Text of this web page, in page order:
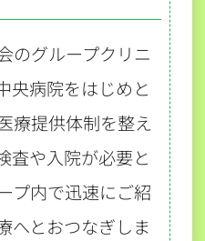
のグループクリニ
央病院をはじめと
療提供体制を整え
査や入院が必要と
プ内で迅速にご紹
へとおつなぎしま